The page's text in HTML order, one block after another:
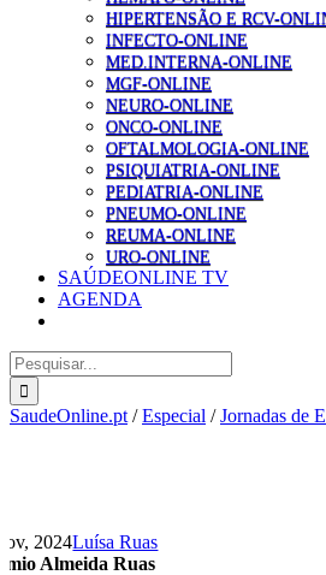
HIPERTENSÃO E RCV-
INFECTO-ONLINE
MED.INTERNA-ONLINE
MGF-ONLINE
NEURO-ONLINE
ONCO-ONLINE
OFTALMOLOGIA-ONLINE
PSIQUIATRIA-ONLINE
PEDIATRIA-ONLINE
PNEUMO-ONLINE
REUMA-ONLINE
URO-ONLINE
SAÚDEONLINE TV
AGENDA
Pesquisar
SaudeOnline.pt /Especial /Jornadas de
2024Luísa Ruas
Almeida Ruas